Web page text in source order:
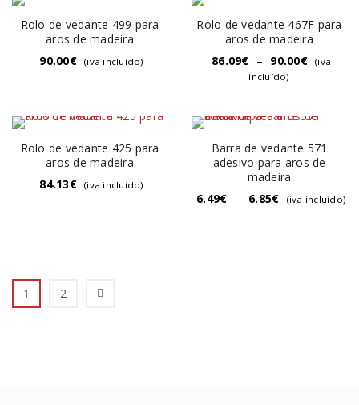
Rolo de vedante 499 para
aros de madeira
90.00€ (iva incluído)
Rolo de vedante 467F para
aros de madeira
86.09€ – 90.00€
(iva
incluído)
Rolo de vedante 425 para
aros de madeira
84.13€ (iva incluído)
Barra de vedante 571
adesivo para aros de
madeira
6.49€ – 6.85€ (iva incluído)
1 2